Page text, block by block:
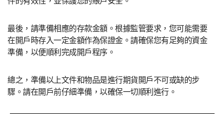
最後，請準備相應的存款金額。根據監管要求，您可能需要
在開戶時存入一定金額作為保證金。請確保您有足夠的資金
準備，以便順利完成開戶程序。
總之，準備以上文件和物品是進行期貨開戶不可或缺的步
驟。請在開戶前仔細準備，以確保一切順利進行。